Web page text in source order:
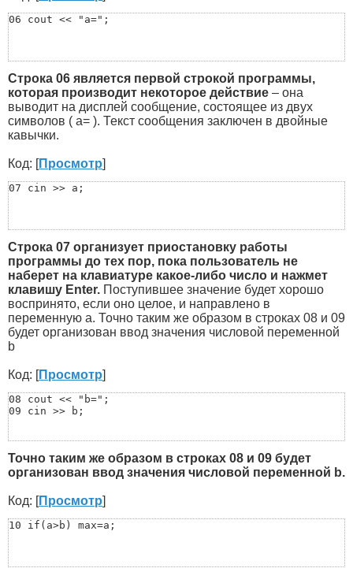
06 cout << "a=";
Строка 06 является первой строкой программы,
которая производит некоторое действие – она
выводит на дисплей сообщение, состоящее из двух
символов ( a= ). Текст сообщения заключен в двойные
кавычки.
Код: [Просмотр]
07 cin >> a;
Строка 07 организует приостановку работы
программы до тех пор, пока пользователь не
наберет на клавиатуре какое-либо число и нажмет
клавишу Enter. Поступившее значение будет хорошо
воспринято, если оно целое, и направлено в
переменную a. Точно таким же образом в строках 08 и 09
будет организован ввод значения числовой переменной
b
Код: [Просмотр]
08 cout << "b=";
09 cin >> b;
Точно таким же образом в строках 08 и 09 будет
организован ввод значения числовой переменной b.
Код: [Просмотр]
10 if(a>b) max=a;